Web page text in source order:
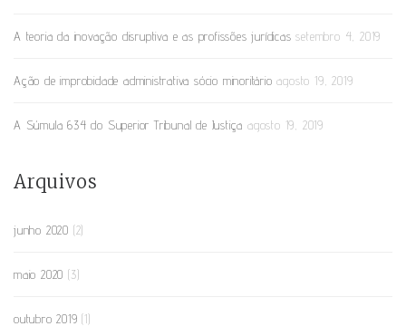
A teoria da inovação disruptiva e as profissões jurídicas setembro 4, 2019
Ação de improbidade administrativa sócio minoritário agosto 19, 2019
A Súmula 634 do Superior Tribunal de Justiça agosto 19, 2019
Arquivos
junho 2020 (2)
maio 2020 (3)
outubro 2019 (1)